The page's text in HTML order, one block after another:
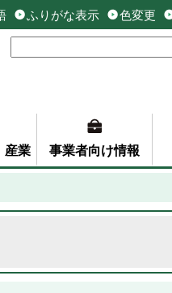
ふりがな表示 色変更
産業 事業者向け情報